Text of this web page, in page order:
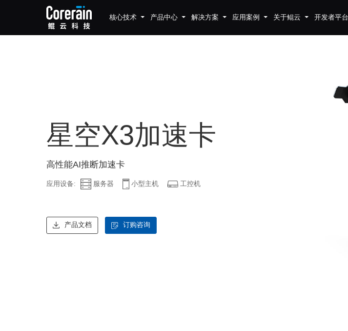
核心技术 产品中心 解决方案 应用案例 关于鲲云 开发者平台
星空X3加速卡
高性能AI推断加速卡
应用设备: 服务器 小型主机 工控机
产品文档 订购咨询